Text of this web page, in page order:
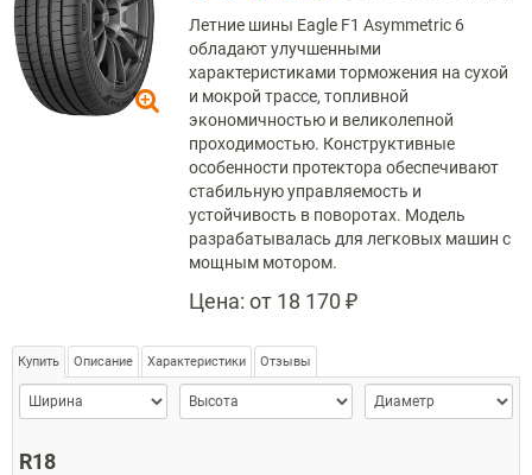
Летние шины Eagle F1 Asymmetric 6
обладают улучшенными
характеристиками торможения на сухой
и мокрой трассе, топливной
экономичностью и великолепной
проходимостью. Конструктивные
особенности протектора обеспечивают
стабильную управляемость и
устойчивость в поворотах. Модель
разрабатывалась для легковых машин с
мощным мотором.
Цена: от 18 170 ₽
Купить Описание Характеристики Отзывы
Ширина >Высота >Диаметр
R18